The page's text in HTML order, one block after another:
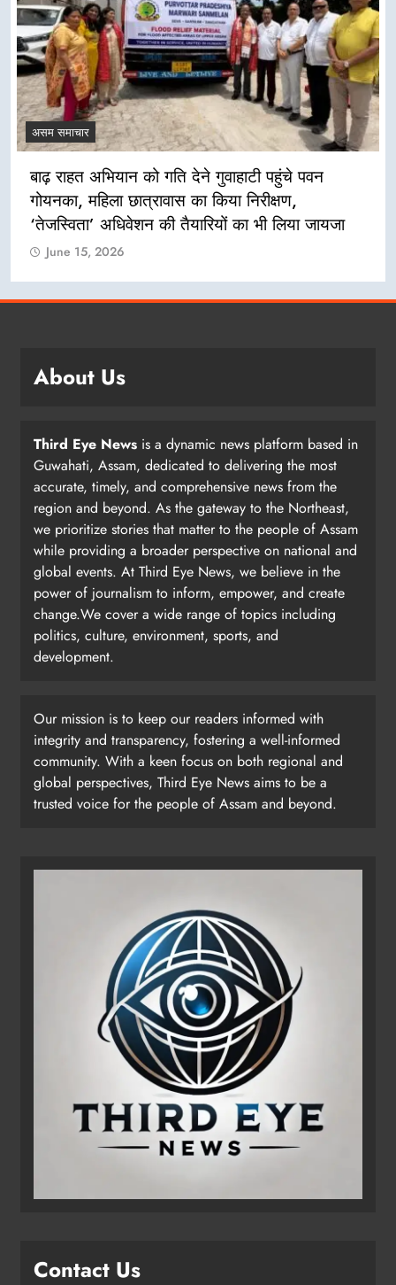
असम समाचार
बाढ़ राहत अभियान को गति देने गुवाहाटी पहुंचे पवन
गोयनका, महिला छात्रावास का किया निरीक्षण,
‘तेजस्विता’ अधिवेशन की तैयारियों का भी लिया जायजा
June 15, 2026
About Us
Third Eye News is a dynamic news platform based in
Guwahati, Assam, dedicated to delivering the most
accurate, timely, and comprehensive news from the
region and beyond. As the gateway to the Northeast,
we prioritize stories that matter to the people of Assam
while providing a broader perspective on national and
global events. At Third Eye News, we believe in the
power of journalism to inform, empower, and create
change.We cover a wide range of topics including
politics, culture, environment, sports, and
development.
Our mission is to keep our readers informed with
integrity and transparency, fostering a well-informed
community. With a keen focus on both regional and
global perspectives, Third Eye News aims to be a
trusted voice for the people of Assam and beyond.
Contact Us